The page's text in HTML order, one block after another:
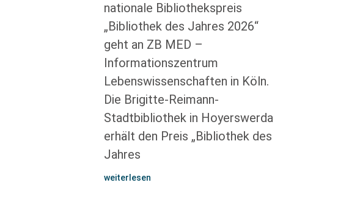
nationale Bibliothekspreis
„Bibliothek des Jahres 2026“
geht an ZB MED –
Informationszentrum
Lebenswissenschaften in Köln.
Die Brigitte-Reimann-
Stadtbibliothek in Hoyerswerda
erhält den Preis „Bibliothek des
Jahres
weiterlesen